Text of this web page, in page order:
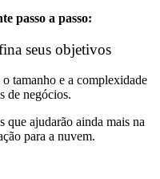
passo a passo:
seus objetivos
o tamanho e a complexidade
de negócios.
que ajudarão ainda mais na
para a nuvem.